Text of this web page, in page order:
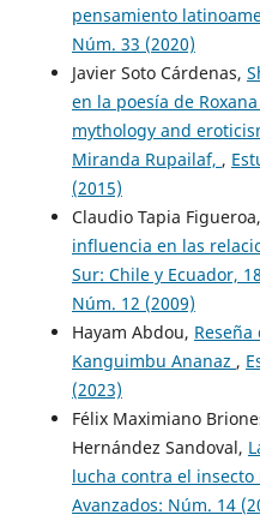
pensamiento
Núm. 33 (2020)
Javier Soto Cárdenas,
en la poesía de
mythology and
Miranda Rupailaf, ,
(2015)
Claudio Tapia Figueroa,
influencia en las
Sur: Chile y Ecuador,
Núm. 12 (2009)
Hayam Abdou,
Kanguimbu Ananaz ,
(2023)
Félix Maximiano
Hernández Sandoval,
lucha contra el
Avanzados: Núm. 14